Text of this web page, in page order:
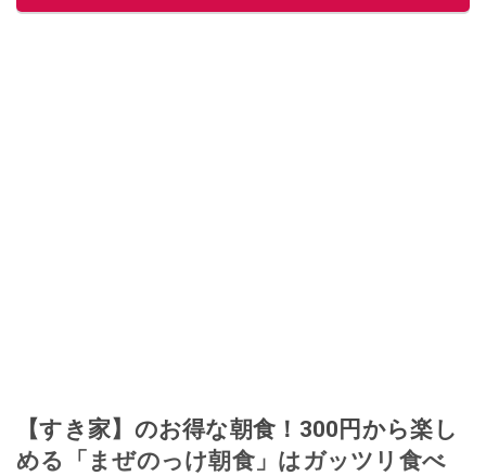
【すき家】のお得な朝食！300円から楽し
める「まぜのっけ朝食」はガッツリ食べ